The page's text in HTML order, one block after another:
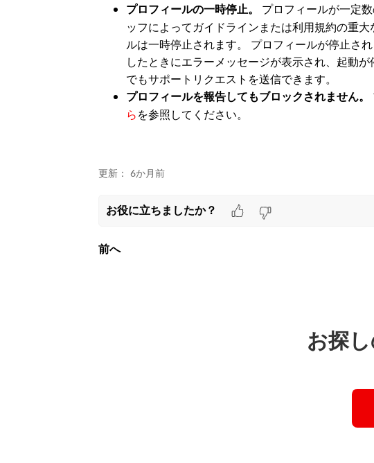
プロフィールの一時停止。
プロフィールが一定
ッフによってガイドラインまたは利用規約の重
ルは一時停止されます。 プロフィールが停止さ
したときにエラーメッセージが表示され、起動
でもサポートリクエストを送信できます。
プロフィールを報告してもブロックされません。
らを参照してください。
更新： 6か月前
お役に立ちましたか？
前へ
お探